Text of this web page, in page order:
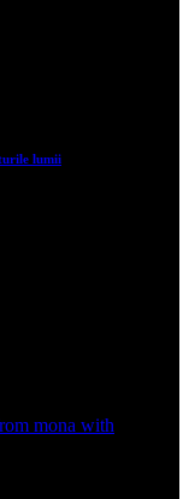
lumii